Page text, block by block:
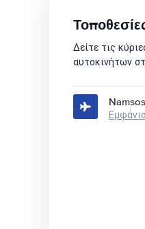
Δείτε τις
αυτοκινήτων